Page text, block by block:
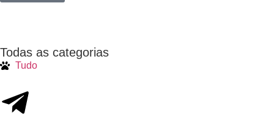
Todas as categorias
Tudo